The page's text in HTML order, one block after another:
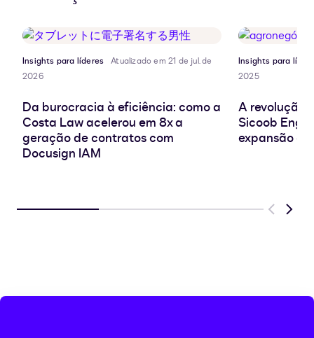
área
de
transferência
Insights para líderes
Atualizado em 21 de jul. de
2026
Da burocracia à eficiência: como a
Costa Law acelerou em 8x a
geração de contratos com
Docusign IAM
Insights para
2025
A revolução
Sicoob
expansão
Previous
Next